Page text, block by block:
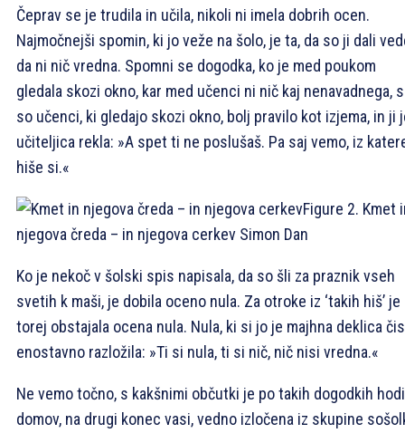
Čeprav se je trudila in učila, nikoli ni imela dobrih ocen.
Najmočnejši spomin, ki jo veže na šolo, je ta, da so ji dali
da ni nič vredna. Spomni se dogodka, ko je med poukom
gledala skozi okno, kar med učenci ni nič kaj nenavadnega,
so učenci, ki gledajo skozi okno, bolj pravilo kot izjema, in ji
učiteljica rekla: »A spet ti ne poslušaš. Pa saj vemo, iz
hiše si.«
Figure 2. Kmet
njegova čreda – in njegova cerkev Simon Dan
Ko je nekoč v šolski spis napisala, da so šli za praznik vseh
svetih k maši, je dobila oceno nula. Za otroke iz ‘takih hiš’ je
torej obstajala ocena nula. Nula, ki si jo je majhna deklica
enostavno razložila: »Ti si nula, ti si nič, nič nisi vredna.«
Ne vemo točno, s kakšnimi občutki je po takih dogodkih
domov, na drugi konec vasi, vedno izločena iz skupine